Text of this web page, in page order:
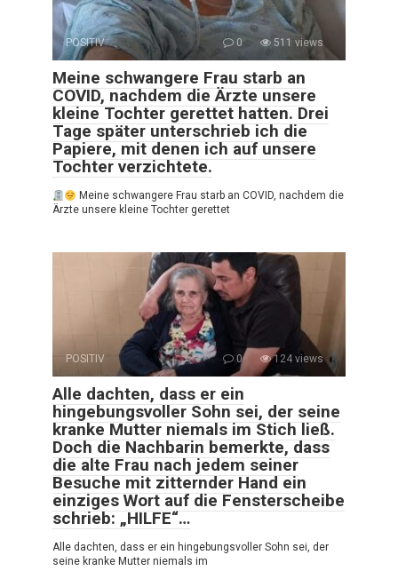
POSITIV 0 511 views
Meine schwangere Frau starb an
COVID, nachdem die Ärzte unsere
kleine Tochter gerettet hatten. Drei
Tage später unterschrieb ich die
Papiere, mit denen ich auf unsere
Tochter verzichtete.
Meine schwangere Frau starb an COVID, nachdem die
Ärzte unsere kleine Tochter gerettet
POSITIV 0 124 views
Alle dachten, dass er ein
hingebungsvoller Sohn sei, der seine
kranke Mutter niemals im Stich ließ.
Doch die Nachbarin bemerkte, dass
die alte Frau nach jedem seiner
Besuche mit zitternder Hand ein
einziges Wort auf die Fensterscheibe
schrieb: „HILFE“…
Alle dachten, dass er ein hingebungsvoller Sohn sei, der
seine kranke Mutter niemals im